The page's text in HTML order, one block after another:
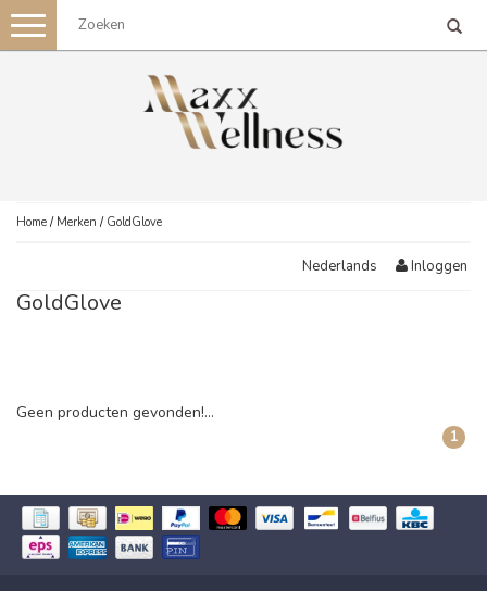
Toggle
navigation
Home / Merken / GoldGlove
Nederlands Inloggen
GoldGlove
Geen producten gevonden!...
1